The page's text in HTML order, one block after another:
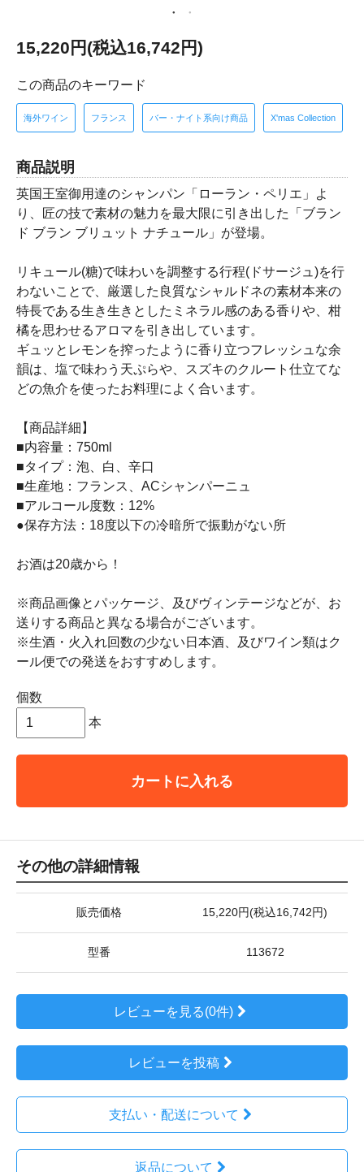
15,220円(税込16,742円)
この商品のキーワード
海外ワイン フランス バー・ナイト系向け商品 X'mas Collection
商品説明
英国王室御用達のシャンパン「ローラン・ペリエ」よ
り、匠の技で素材の魅力を最大限に引き出した「ブラン
ド ブラン ブリュット ナチュール」が登場。
リキュール(糖)で味わいを調整する行程(ドサージュ)を行
わないことで、厳選した良質なシャルドネの素材本来の
特長である生き生きとしたミネラル感のある香りや、柑
橘を思わせるアロマを引き出しています。
ギュッとレモンを搾ったように香り立つフレッシュな余
韻は、塩で味わう天ぷらや、スズキのクルート仕立てな
どの魚介を使ったお料理によく合います。
【商品詳細】
■内容量：750ml
■タイプ：泡、白、辛口
■生産地：フランス、ACシャンパーニュ
■アルコール度数：12%
●保存方法：18度以下の冷暗所で振動がない所
お酒は20歳から！
※商品画像とパッケージ、及びヴィンテージなどが、お
送りする商品と異なる場合がございます。
※生酒・火入れ回数の少ない日本酒、及びワイン類はク
ール便での発送をおすすめします。
個数
本
カートに入れる
その他の詳細情報
販売価格 15,220円(税込16,742円)
型番 113672
レビューを見る(0件)
レビューを投稿
支払い・配送について
返品について